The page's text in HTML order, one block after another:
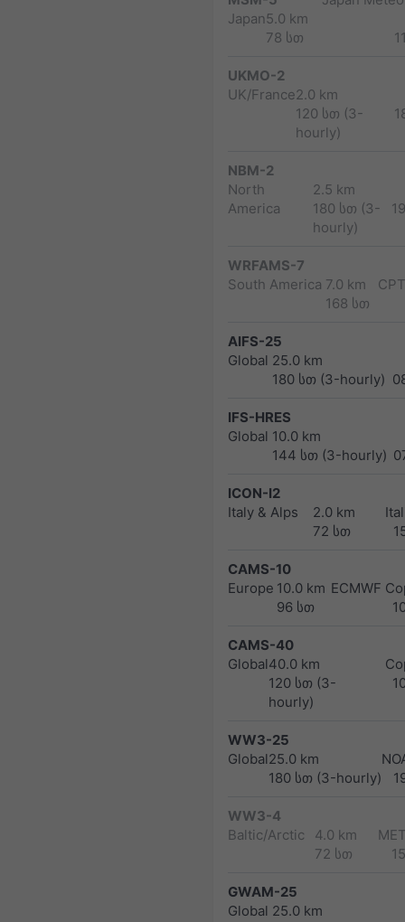
Japan5.0 km
78 სთ
UKMO-2
UK/France2.0 km
120 სთ (3-
hourly)
NBM-2
North
America
2.5 km
180 სთ (3-
hourly)
WRFAMS-7
South America 7.0 km
168 სთ
AIFS-25
Global 25.0 km
180 სთ (3-hourly)
IFS-HRES
Global 10.0 km
144 სთ (3-hourly)
ICON-I2
Italy & Alps
2.0 km
72 სთ
CAMS-10
Europe 10.0 km
96 სთ
ECMWF
CAMS-40
Global40.0 km
120 სთ (3-
hourly)
WW3-25
Global25.0 km
180 სთ (3-hourly)
WW3-4
Baltic/Arctic
4.0 km
72 სთ
GWAM-25
Global 25.0 km